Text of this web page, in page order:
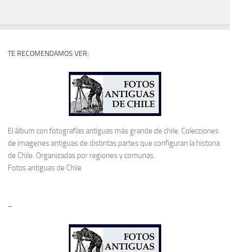
TE RECOMENDAMOS VER:
El álbum con fotografías antiguas más grande de chile. Colecciones
de imagenes antiguas de distintas partes que configuran la historia
de Chile. Organizadas por regiones y comunas.
Fotos antiguas de Chile
–